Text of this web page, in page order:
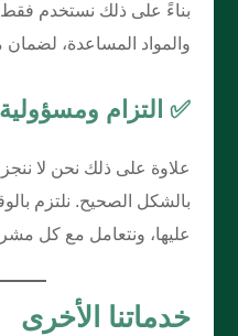
بناءً على ذلك نستخدم فقط
والمواد المساعدة،
✅ التزام ومسؤولية
علاوة على ذلك نحن لا
بالشكل الصحيح. نلتزم
عليها، ونتعامل مع كل
خدماتنا الأخرى